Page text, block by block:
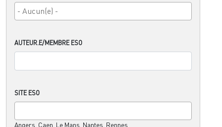
AUTEUR.E/MEMBRE ESO
SITE ESO
Angers, Caen, Le Mans, Nantes, Rennes